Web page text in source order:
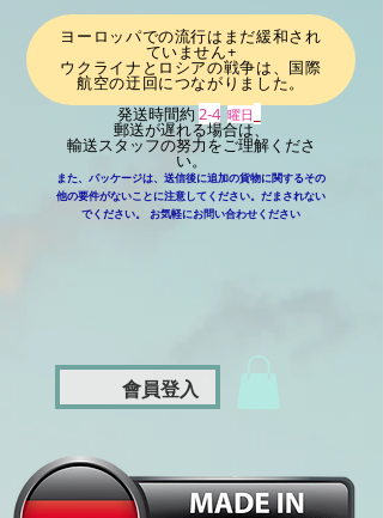
ヨーロッパでの流行はまだ緩和され
ていません+
ウクライナとロシアの戦争は、国際
航空の迂回につながりました。
発送時間約 2-4 曜日
郵送が遅れる場合は、
輸送スタッフの努力をご理解くださ
い。
また、パッケージは、送信後に追加の貨物に関するその
他の要件がないことに注意してください。だまされない
でください。
お気軽にお問い合わせください
會員登入